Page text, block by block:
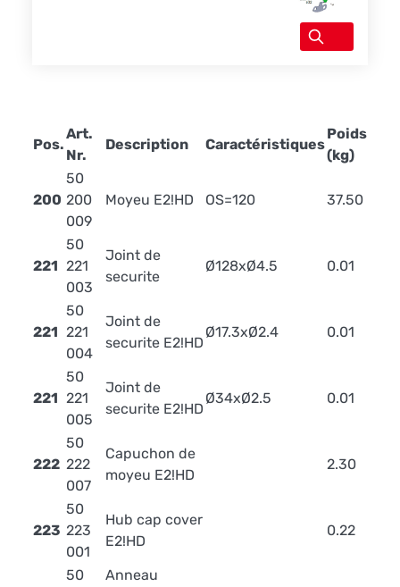
Pos.
Art.
Nr.
Description Caractéristiques
Poids
(kg)
200
50
200
009
Moyeu E2!HD OS=120 37.50
221
50
221
003
Joint de
securite
Ø128xØ4.5 0.01
221
50
221
004
Joint de
securite E2!HD
Ø17.3xØ2.4 0.01
221
50
221
005
Joint de
securite E2!HD
Ø34xØ2.5 0.01
222
50
222
007
Capuchon de
moyeu E2!HD
2.30
223
50
223
001
Hub cap cover
E2!HD
0.22
50
Anneau